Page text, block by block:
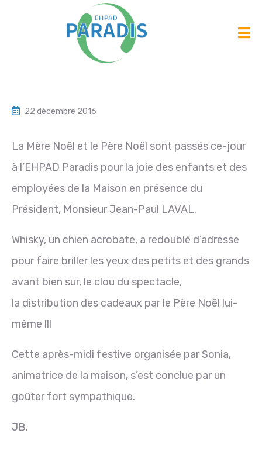
22 décembre 2016
La Mère Noël et le Père Noël sont passés ce-jour
à l’EHPAD Paradis pour la joie des enfants et des
employées de la Maison en présence du
Président, Monsieur Jean-Paul LAVAL.
Whisky, un chien acrobate, a redoublé d’adresse
pour faire briller les yeux des petits et des grands
avant bien sur, le clou du spectacle,
la distribution des cadeaux par le Père Noël lui-
même !!!
Cette après-midi festive organisée par Sonia,
animatrice de la maison, s’est conclue par un
goûter fort sympathique.
JB.